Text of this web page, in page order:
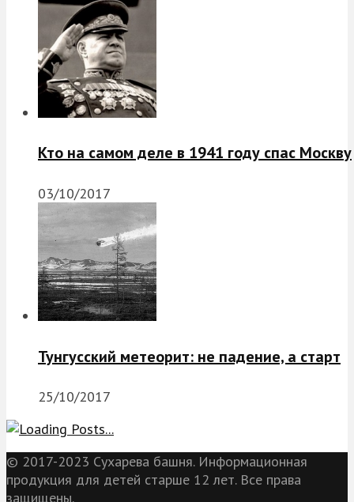
Кто на самом деле в 1941 году спас Москву
03/10/2017
Тунгусский метеорит: не падение, а старт
25/10/2017
© 2017-2023 Сухарева башня. Информационная
продукция для детей старше 12 лет. Все права
защищены.